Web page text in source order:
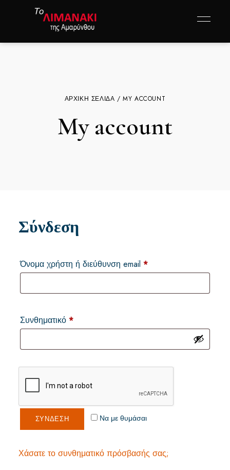
ΑΡΧΙΚΉ ΣΕΛΊΔΑ / MY ACCOUNT
My account
Σύνδεση
Όνομα χρήστη ή διεύθυνση email *
Συνθηματικό *
Να με θυμάσαι
ΣΎΝΔΕΣΗ
Χάσατε το συνθηματικό πρόσβασής σας;